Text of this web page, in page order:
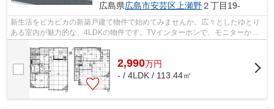
広島県広島市安芸区上瀬野２丁目19-
新生活をピカピカの新築戸建て物件で始めてみませんか。広々としたゆとり
ある室内が魅力的な、4LDKの物件です。TVインターホンで、モニターから
2,990万円
- / 4LDK / 113.44㎡